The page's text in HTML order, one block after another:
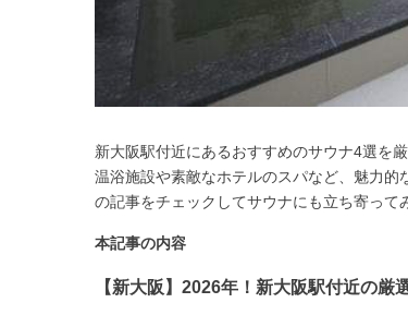
新大阪駅付近にあるおすすめのサウナ4選を
温浴施設や素敵なホテルのスパなど、魅力
の記事をチェックしてサウナにも立ち寄って
本記事の内容
【新大阪】2026年！新大阪駅付近の厳